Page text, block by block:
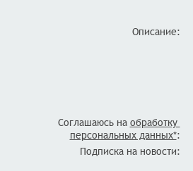
Описание:
Соглашаюсь на обработку
персональных данных*:
Подписка на новости: